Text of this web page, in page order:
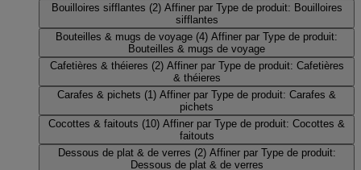
Bouilloires sifflantes (2) Affiner par Type de produit: Bouilloires
sifflantes
Bouteilles & mugs de voyage (4) Affiner par Type de produit:
Bouteilles & mugs de voyage
Cafetières & théieres (2) Affiner par Type de produit: Cafetières
& théieres
Carafes & pichets (1) Affiner par Type de produit: Carafes &
pichets
Cocottes & faitouts (10) Affiner par Type de produit: Cocottes &
faitouts
Dessous de plat & de verres (2) Affiner par Type de produit:
Dessous de plat & de verres